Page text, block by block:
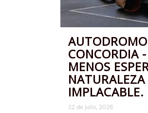
CONCORDIA
MENOS
NATURALEZA
IMPLACABLE.
22 de julio, 2026